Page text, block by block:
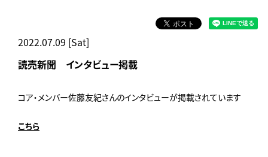
2022.07.09 [Sat]
読売新聞 インタビュー掲載
コア・メンバー佐藤友紀さんのインタビューが掲載されています
こちら